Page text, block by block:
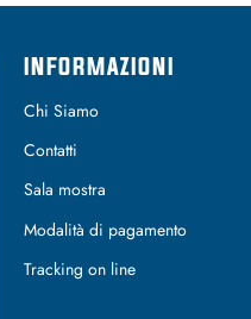
INFORMAZIONI
Chi Siamo
Contatti
Sala mostra
Modalità di pagamento
Tracking on line